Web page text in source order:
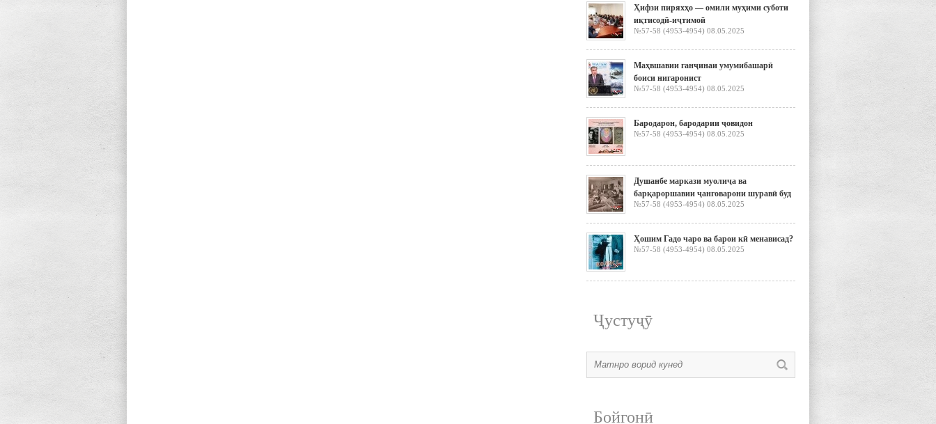
Ҳифзи пиряхҳо — омили муҳими суботи
иқтисодӣ-иҷтимоӣ
№57-58 (4953-4954) 08.05.2025
Маҳвшавии ганҷинаи умумибашарӣ
боиси нигаронист
№57-58 (4953-4954) 08.05.2025
Бародарон, бародарии ҷовидон
№57-58 (4953-4954) 08.05.2025
Душанбе маркази муолиҷа ва
барқароршавии ҷанговарони шуравӣ буд
№57-58 (4953-4954) 08.05.2025
Ҳошим Гадо чаро ва барои кӣ менависад?
№57-58 (4953-4954) 08.05.2025
Ҷустуҷӯ
Бойгонӣ